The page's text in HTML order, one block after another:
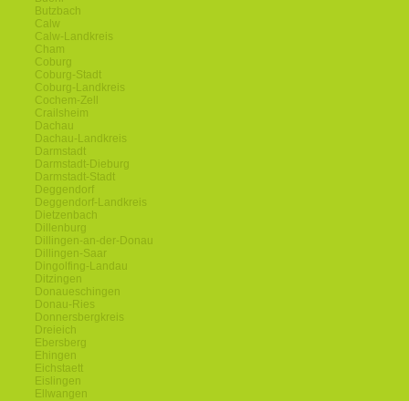
Butzbach
Calw
Calw-Landkreis
Cham
Coburg
Coburg-Stadt
Coburg-Landkreis
Cochem-Zell
Crailsheim
Dachau
Dachau-Landkreis
Darmstadt
Darmstadt-Dieburg
Darmstadt-Stadt
Deggendorf
Deggendorf-Landkreis
Dietzenbach
Dillenburg
Dillingen-an-der-Donau
Dillingen-Saar
Dingolfing-Landau
Ditzingen
Donaueschingen
Donau-Ries
Donnersbergkreis
Dreieich
Ebersberg
Ehingen
Eichstaett
Eislingen
Ellwangen